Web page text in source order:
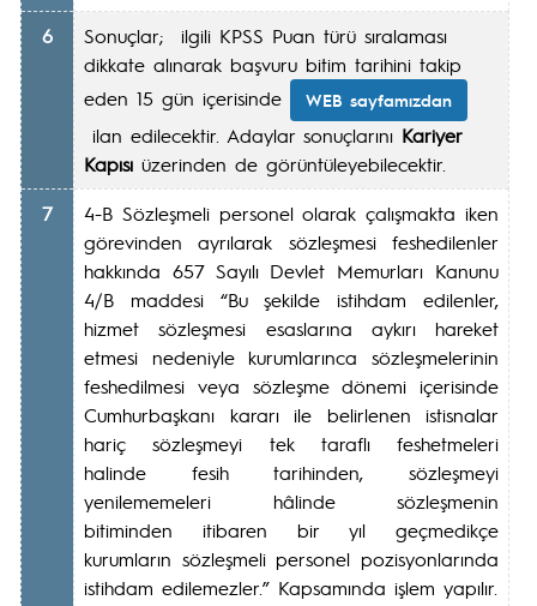
6
Sonuçlar; ilgili KPSS Puan türü sıralaması
dikkate alınarak başvuru bitim tarihini takip
eden 15 gün içerisinde
WEB sayfamızdan
ilan edilecektir. Adaylar sonuçlarını Kariyer
Kapısı üzerinden de görüntüleyebilecektir.
7
4-B Sözleşmeli personel olarak çalışmakta iken
görevinden ayrılarak sözleşmesi feshedilenler
hakkında 657 Sayılı Devlet Memurları Kanunu
4/B maddesi “Bu şekilde istihdam edilenler,
hizmet sözleşmesi esaslarına aykırı hareket
etmesi nedeniyle kurumlarınca sözleşmelerinin
feshedilmesi veya sözleşme dönemi içerisinde
Cumhurbaşkanı kararı ile belirlenen istisnalar
hariç sözleşmeyi tek taraflı feshetmeleri
halinde fesih tarihinden, sözleşmeyi
yenilememeleri hâlinde sözleşmenin
bitiminden itibaren bir yıl geçmedikçe
kurumların sözleşmeli personel pozisyonlarında
istihdam edilemezler.” Kapsamında işlem yapılır.